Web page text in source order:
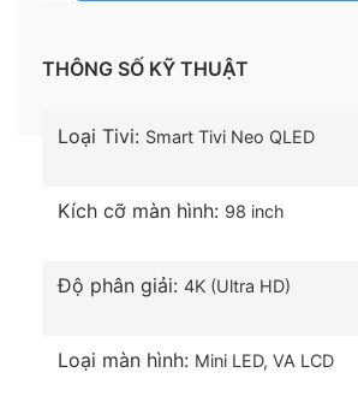
Hiển thị sắc đen sâu thẳm, sắc
Công nghệ ma trận lượng tử có
THÔNG SỐ KỸ THUẬT
Loại Tivi: Smart Tivi Neo QLED
Kích cỡ màn hình: 98 inch
Độ phân giải: 4K (Ultra HD)
Loại màn hình: Mini LED, VA LCD